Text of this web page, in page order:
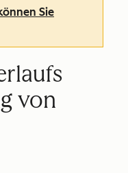
Sie
von